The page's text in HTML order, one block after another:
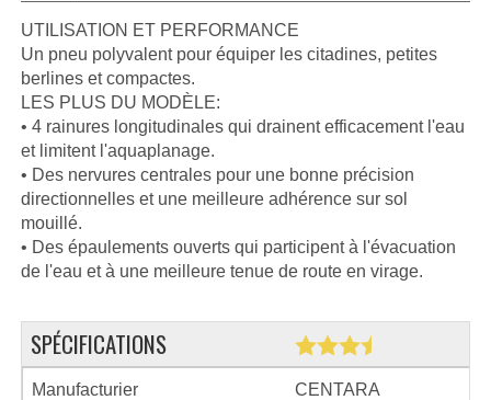
UTILISATION ET PERFORMANCE
Un pneu polyvalent pour équiper les citadines, petites
berlines et compactes.
LES PLUS DU MODÈLE:
• 4 rainures longitudinales qui drainent efficacement l'eau
et limitent l'aquaplanage.
• Des nervures centrales pour une bonne précision
directionnelles et une meilleure adhérence sur sol
mouillé.
• Des épaulements ouverts qui participent à l'évacuation
de l'eau et à une meilleure tenue de route en virage.
SPÉCIFICATIONS
Manufacturier CENTARA